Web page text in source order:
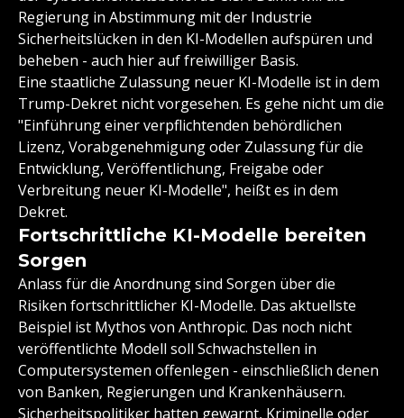
Regierung in Abstimmung mit der Industrie
Sicherheitslücken in den KI-Modellen aufspüren und
beheben - auch hier auf freiwilliger Basis.
Eine staatliche Zulassung neuer KI-Modelle ist in dem
Trump-Dekret nicht vorgesehen. Es gehe nicht um die
"Einführung einer verpflichtenden behördlichen
Lizenz, Vorabgenehmigung oder Zulassung für die
Entwicklung, Veröffentlichung, Freigabe oder
Verbreitung neuer KI-Modelle", heißt es in dem
Dekret.
Fortschrittliche KI-Modelle bereiten
Sorgen
Anlass für die Anordnung sind Sorgen über die
Risiken fortschrittlicher KI-Modelle. Das aktuellste
Beispiel ist Mythos von Anthropic. Das noch nicht
veröffentlichte Modell soll Schwachstellen in
Computersystemen offenlegen - einschließlich denen
von Banken, Regierungen und Krankenhäusern.
Sicherheitspolitiker hatten gewarnt, Kriminelle oder